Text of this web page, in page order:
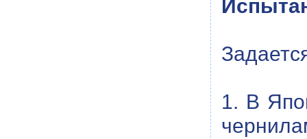
1. В